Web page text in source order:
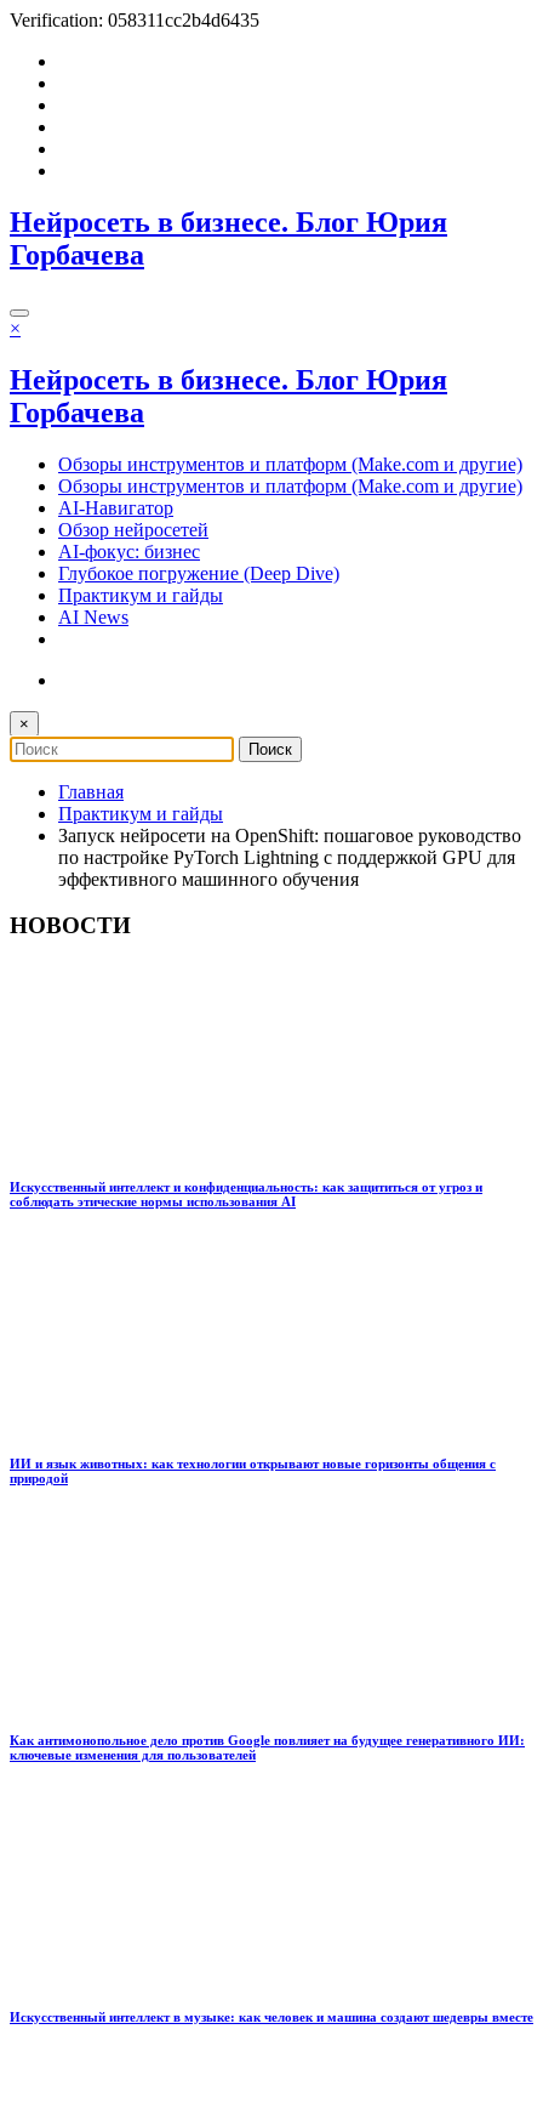
Verification: 058311cc2b4d6435
Перейти
содержимому
Нейросеть в бизнесе. Блог Юрия
Горбачева
×
Нейросеть в бизнесе. Блог Юрия
Горбачева
Обзоры инструментов и платформ (Make.com и другие)
Обзоры инструментов и платформ (Make.com и другие)
AI-Навигатор
Обзор нейросетей
AI-фокус: бизнес
Глубокое погружение (Deep Dive)
Практикум и гайды
AI News
×
Главная
Практикум и гайды
Запуск нейросети на OpenShift: пошаговое руководство
по настройке PyTorch Lightning с поддержкой GPU для
эффективного машинного обучения
НОВОСТИ
Искусственный интеллект и конфиденциальность: как защититься от угроз и
соблюдать этические нормы использования AI
ИИ и язык животных: как технологии открывают новые горизонты общения с
природой
Как антимонопольное дело против Google повлияет на будущее генеративного ИИ:
ключевые изменения для пользователей
Искусственный интеллект в музыке: как человек и машина создают шедевры вместе